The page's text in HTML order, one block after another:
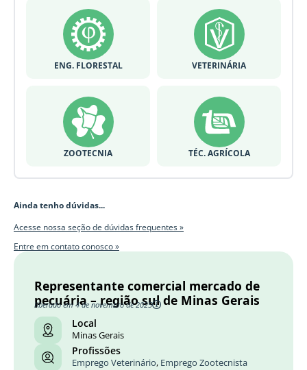
ENG. FLORESTAL VETERINÁRIA
ZOOTECNIA TÉC. AGRÍCOLA
Ainda tenho dúvidas...
Acesse nossa seção de dúvidas frequentes »
Entre em contato conosco »
Representante comercial mercado de
pecuária – região sul de Minas Gerais
liberado em 4 de novembro de 2025
Local
Minas Gerais
Profissões
Emprego Veterinário, Emprego Zootecnista